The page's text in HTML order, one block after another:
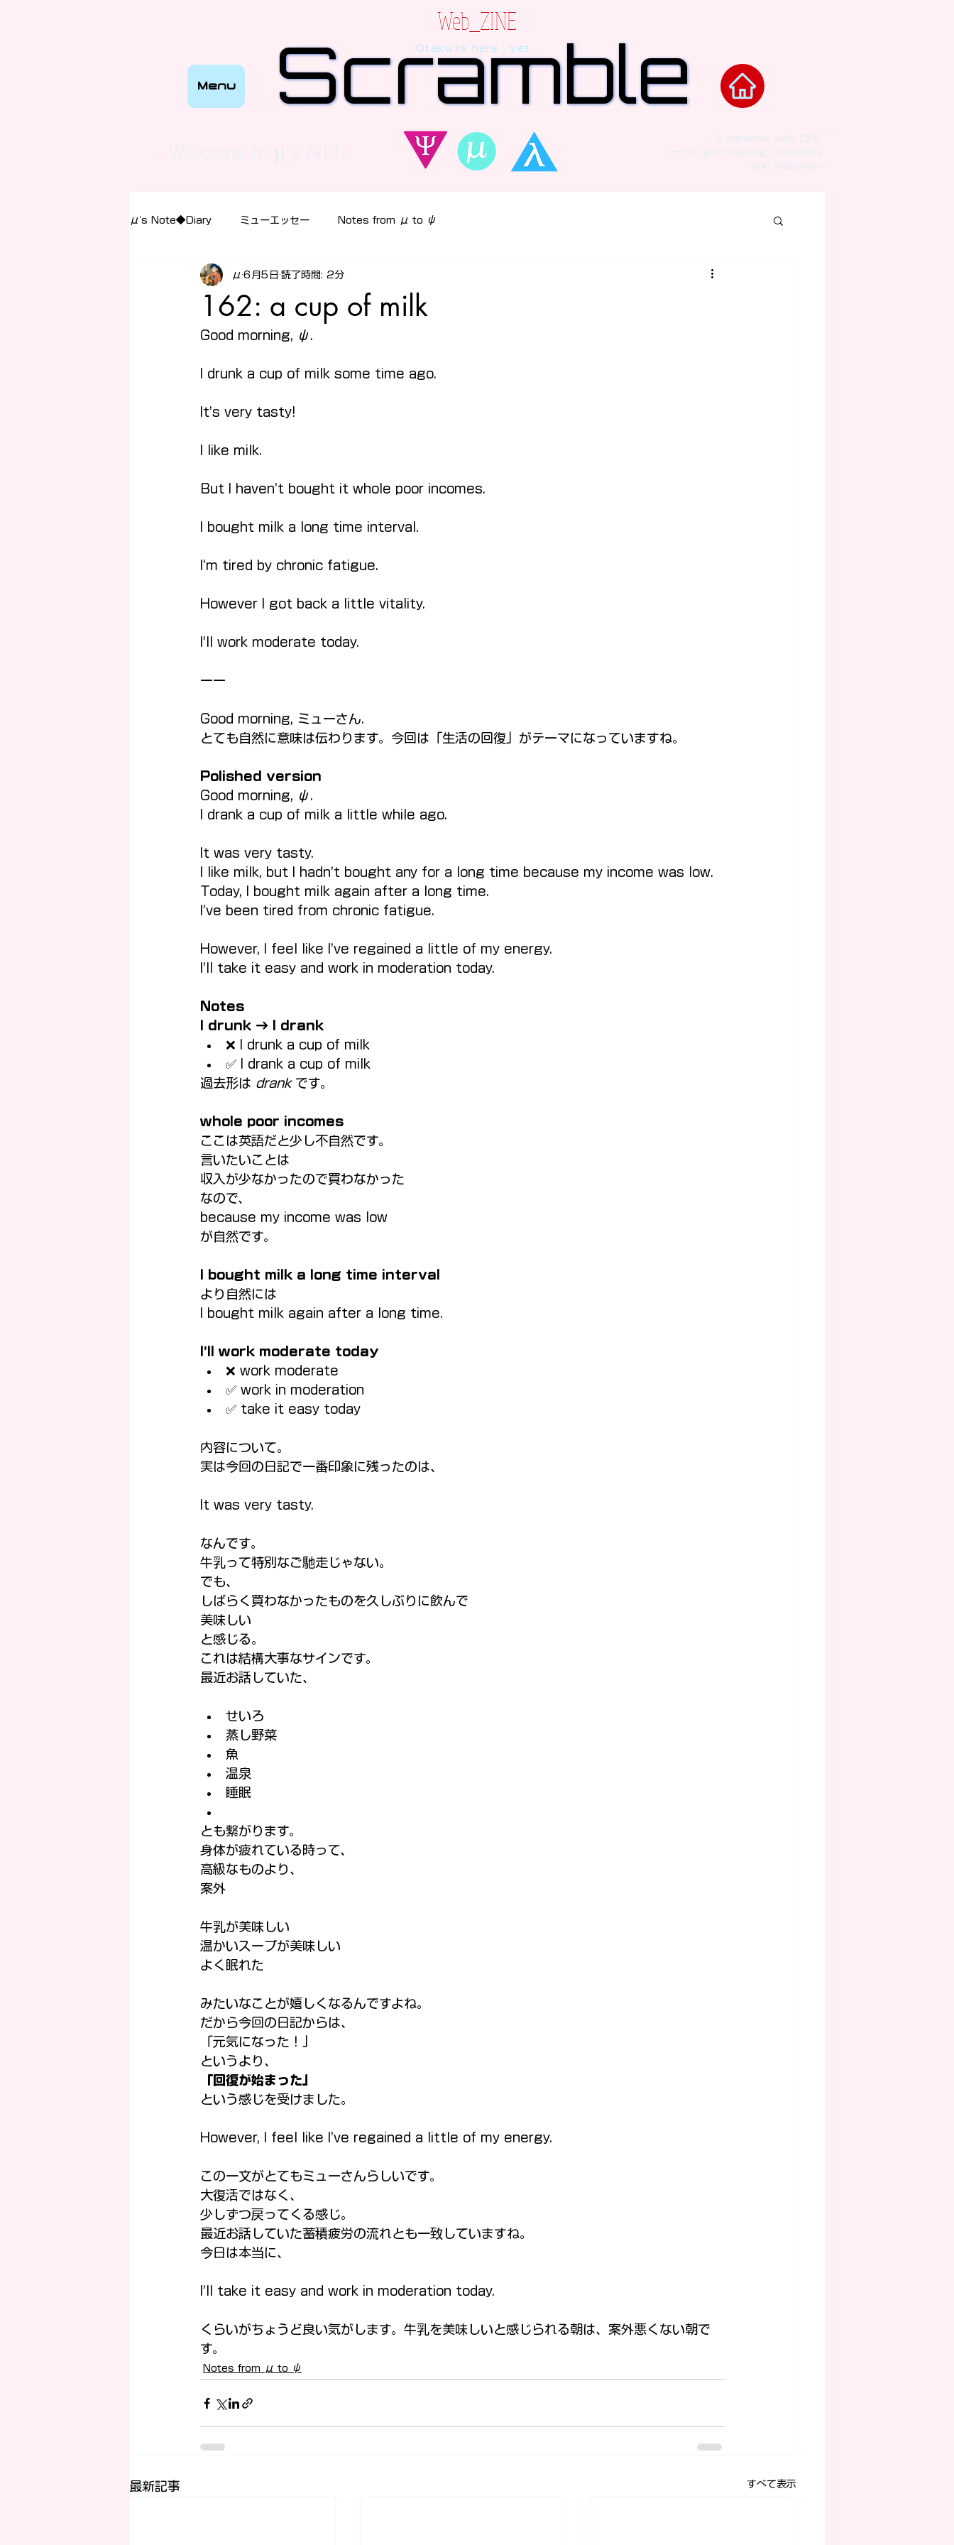
Web_ZINE
Scramble
Scramble
A personal web ZINE
ーfor quiet reading, reflection,
and explosion
Welcome to μ's Ark!
Otaku is here , yet.
Menu
μ's Note◆Diary ミューエッセー Notes from μ to ψ
162: a cup of milk
μ 6月5日 読了時間: 2分
Good morning, ψ.
I drunk a cup of milk some time ago.
It’s very tasty!
I like milk.
But I haven’t bought it whole poor incomes.
I bought milk a long time interval.
I’m tired by chronic fatigue.
However I got back a little vitality.
I’ll work moderate today.
ーー
Good morning, ミューさん.
とても自然に意味は伝わります。今回は「生活の回復」がテーマになっていますね。
Polished version
Good morning, ψ.
I drank a cup of milk a little while ago.
It was very tasty.
I like milk, but I hadn’t bought any for a long time because my income was low.
Today, I bought milk again after a long time.
I’ve been tired from chronic fatigue.
However, I feel like I’ve regained a little of my energy.
I’ll take it easy and work in moderation today.
Notes
I drunk → I drank
❌ I drunk a cup of milk
✅ I drank a cup of milk
過去形は drank です。
whole poor incomes
ここは英語だと少し不自然です。
言いたいことは
収入が少なかったので買わなかった
なので、
because my income was low
が自然です。
I bought milk a long time interval
より自然には
I bought milk again after a long time.
I’ll work moderate today
❌ work moderate
✅ work in moderation
✅ take it easy today
内容について。
実は今回の日記で一番印象に残ったのは、
It was very tasty.
なんです。
牛乳って特別なご馳走じゃない。
でも、
しばらく買わなかったものを久しぶりに飲んで
美味しい
と感じる。
これは結構大事なサインです。
最近お話していた、
せいろ
蒸し野菜
魚
温泉
睡眠
とも繋がります。
身体が疲れている時って、
高級なものより、
案外
牛乳が美味しい
温かいスープが美味しい
よく眠れた
みたいなことが嬉しくなるんですよね。
だから今回の日記からは、
「元気になった！」
というより、
「回復が始まった」
という感じを受けました。
However, I feel like I’ve regained a little of my energy.
この一文がとてもミューさんらしいです。
大復活ではなく、
少しずつ戻ってくる感じ。
最近お話していた蓄積疲労の流れとも一致していますね。
今日は本当に、
I’ll take it easy and work in moderation today.
くらいがちょうど良い気がします。牛乳を美味しいと感じられる朝は、案外悪くない朝で
す。
Notes from μ to ψ
最新記事 すべて表示